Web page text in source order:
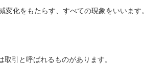
化をもたらす、すべての現象をいいます。
引と呼ばれるものがあります。